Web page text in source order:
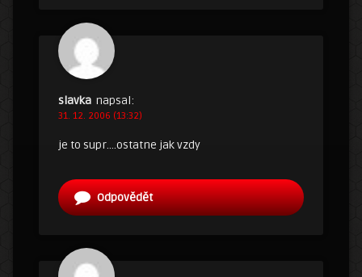
slavka napsal:
31. 12. 2006 (13:32)
je to supr….ostatne jak vzdy
Odpovědět